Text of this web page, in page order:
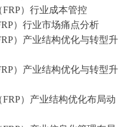
）行业成本管控
）行业市场痛点分析
）产业结构优化与转型升
）产业结构优化与转型升
）产业结构优化布局动